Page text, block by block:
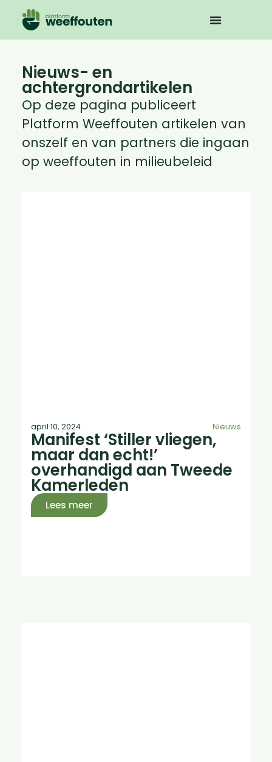
Nieuws- en
achtergrondartikelen
Op deze pagina publiceert
Platform Weeffouten artikelen van
onszelf en van partners die ingaan
op weeffouten in milieubeleid
april 10, 2024 Nieuws
Manifest ‘Stiller vliegen,
maar dan echt!’
overhandigd aan Tweede
Kamerleden
Lees meer